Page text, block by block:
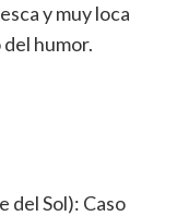
y muy loca
humor.
del Sol): Caso